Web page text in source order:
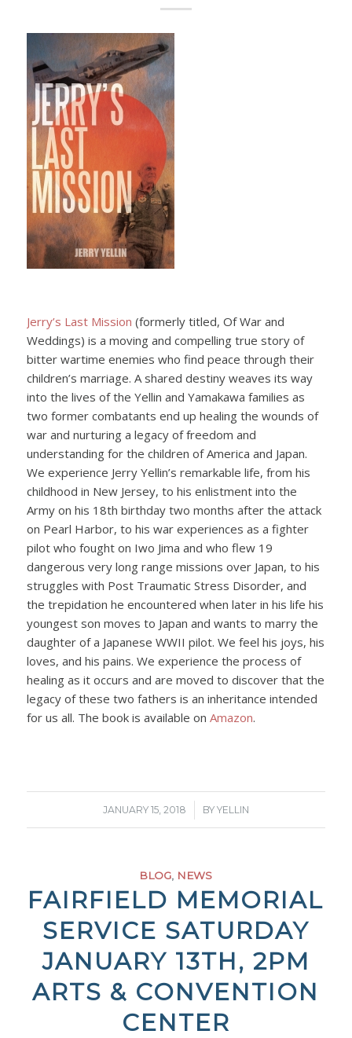
Jerry’s Last Mission (formerly titled, Of War and
Weddings) is a moving and compelling true story of
bitter wartime enemies who find peace through their
children’s marriage. A shared destiny weaves its way
into the lives of the Yellin and Yamakawa families as
two former combatants end up healing the wounds of
war and nurturing a legacy of freedom and
understanding for the children of America and Japan.
We experience Jerry Yellin’s remarkable life, from his
childhood in New Jersey, to his enlistment into the
Army on his 18th birthday two months after the attack
on Pearl Harbor, to his war experiences as a fighter
pilot who fought on Iwo Jima and who flew 19
dangerous very long range missions over Japan, to his
struggles with Post Traumatic Stress Disorder, and
the trepidation he encountered when later in his life his
youngest son moves to Japan and wants to marry the
daughter of a Japanese WWII pilot. We feel his joys, his
loves, and his pains. We experience the process of
healing as it occurs and are moved to discover that the
legacy of these two fathers is an inheritance intended
for us all. The book is available on Amazon.
JANUARY 15, 2018
/ BY YELLIN
BLOG, NEWS
FAIRFIELD MEMORIAL
SERVICE SATURDAY
JANUARY 13TH, 2PM
ARTS & CONVENTION
CENTER